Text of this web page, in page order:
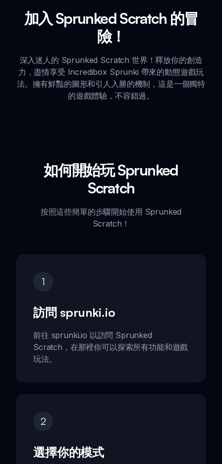
加入 Sprunked Scratch 的冒
險！
深入迷人的 Sprunked Scratch 世界！釋放你的創造
力，盡情享受 Incredibox Sprunki 帶來的動態遊戲玩
法。擁有鮮豔的圖形和引人入勝的機制，這是一個獨特
的遊戲體驗，不容錯過。
如何開始玩 Sprunked
Scratch
按照這些簡單的步驟開始使用 Sprunked
Scratch！
1
訪問 sprunki.io
前往 sprunki.io 以訪問 Sprunked
Scratch，在那裡你可以探索所有功能和遊戲
玩法。
2
選擇你的模式